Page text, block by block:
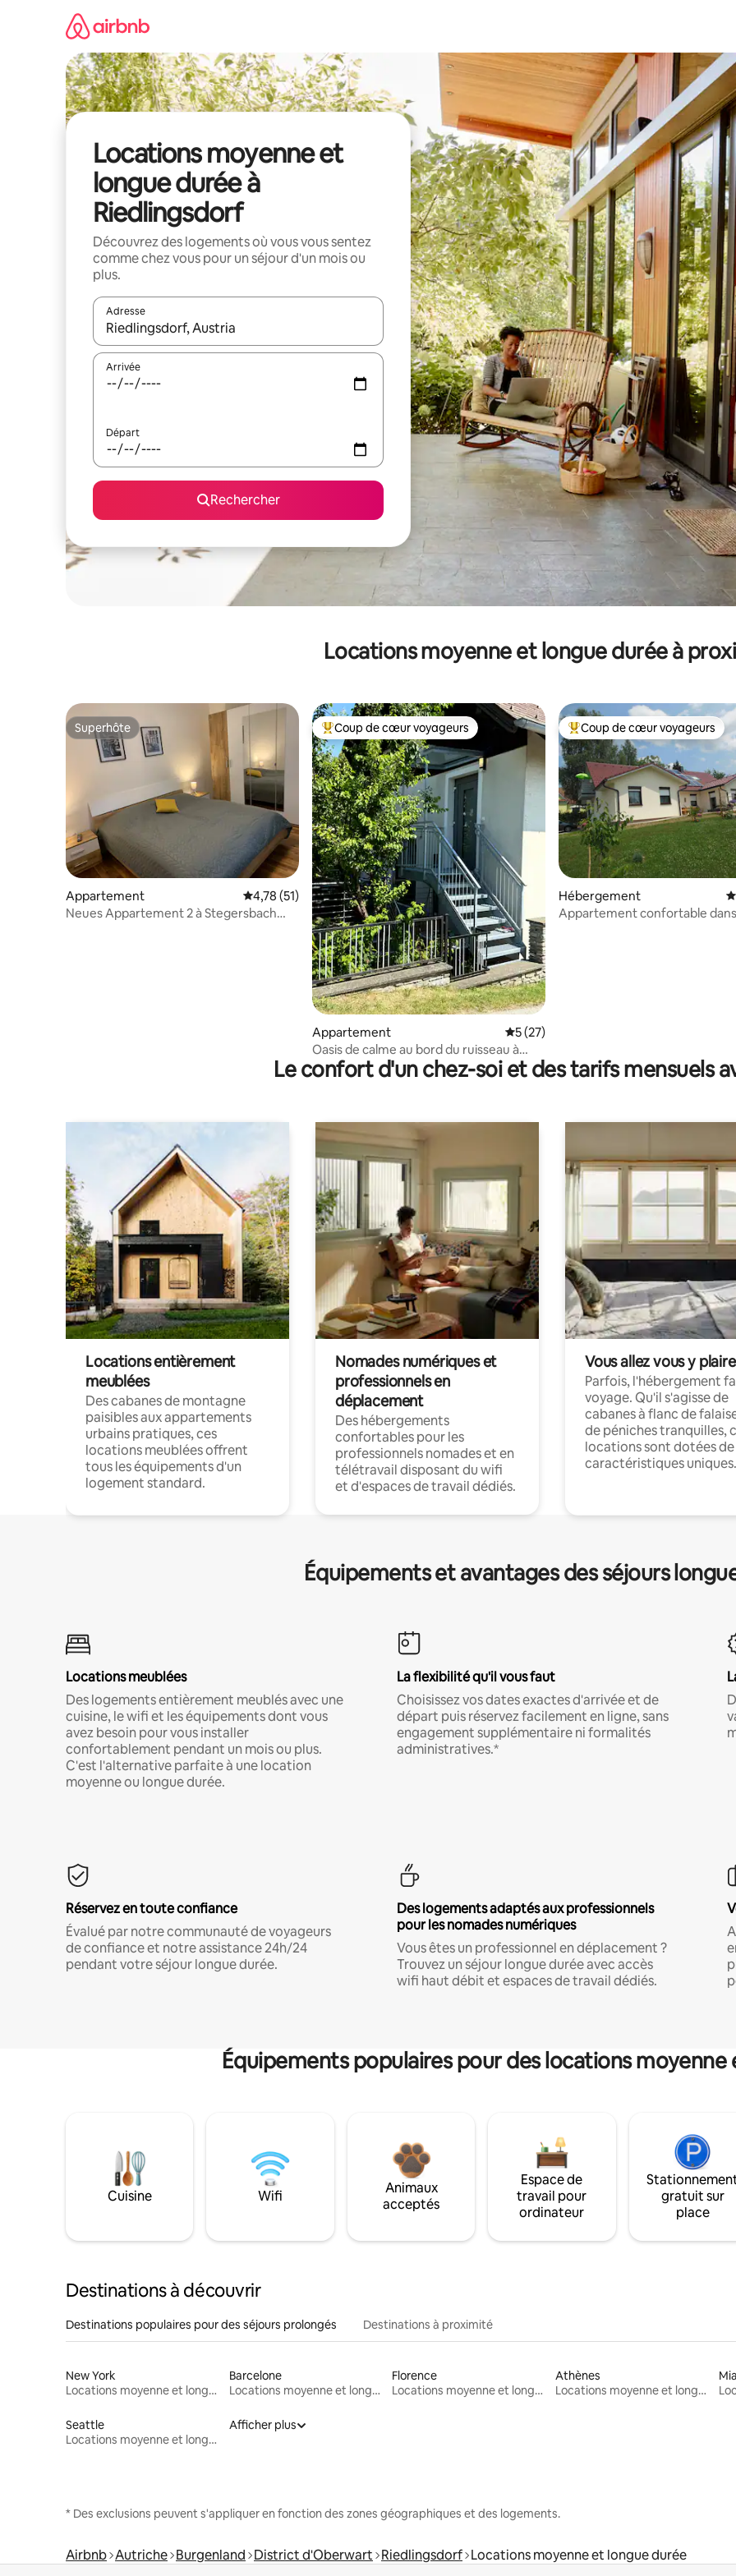
Locations moyenne et
longue durée à
Riedlingsdorf
Découvrez des logements où vous vous sentez
comme chez vous pour un séjour d'un mois ou
plus.
Adresse
Lorsque les résultats s'affichent, utilisez les flèches vers le haut et vers le bas pour les parcourir ou en appuyant et en
Arrivée
Départ
Rechercher
Locations moyenne et longue durée à
Superhôte
Superhôte
Appartement Évaluation moyenne sur la base de 51 commentaires : 4,78 sur 5
4,78 (51)
Neues Appartement 2 à Stegersbach
Coups de cœur voyageurs les plus appréciés
Coup de cœur voyageurs
Appartement Évaluation moyenne sur la base de 27
5 (27)
Oasis de calme au bord du ruisseau à
Lafnitz
Coups de cœur voyageurs les
Coup de cœur voyageurs
Hébergement
Appartement confortable
Le confort d'un chez-soi et des tarifs mensuels
Locations entièrement
meublées
Des cabanes de montagne
paisibles aux appartements
urbains pratiques, ces
locations meublées offrent
tous les équipements d'un
logement standard.
Nomades numériques et
professionnels en
déplacement
Des hébergements
confortables pour les
professionnels nomades et en
télétravail disposant du wifi
et d'espaces de travail dédiés.
Vous allez vous y plaire
Parfois, l'hébergement
voyage. Qu'il s'agisse de
cabanes à flanc de
de péniches tranquilles,
locations sont dotées de
caractéristiques uniques.
Équipements et avantages des séjours
Locations meublées
Des logements entièrement meublés avec une
cuisine, le wifi et les équipements dont vous
avez besoin pour vous installer
confortablement pendant un mois ou plus.
C'est l'alternative parfaite à une location
moyenne ou longue durée.
La flexibilité qu'il vous faut
Choisissez vos dates exactes d'arrivée et de
départ puis réservez facilement en ligne, sans
engagement supplémentaire ni formalités
administratives.*
Réservez en toute confiance
Évalué par notre communauté de voyageurs
de confiance et notre assistance 24h/24
pendant votre séjour longue durée.
Des logements adaptés aux professionnels
pour les nomades numériques
Vous êtes un professionnel en déplacement ?
Trouvez un séjour longue durée avec accès
wifi haut débit et espaces de travail dédiés.
Équipements populaires pour des locations
Cuisine Wifi
Animaux
acceptés
Espace de
travail pour
ordinateur
gratuit sur
place
Destinations à découvrir
Destinations populaires pour des séjours prolongés Destinations à proximité
New York
Locations moyenne et longue durée
Barcelone
Locations moyenne et longue durée
Florence
Locations moyenne et longue durée
Athènes
Locations moyenne et longue durée
Seattle
Locations moyenne et longue durée
Afficher plus
* Des exclusions peuvent s'appliquer en fonction des zones géographiques et des logements.
Airbnb Autriche Burgenland District d'Oberwart Riedlingsdorf Locations moyenne et longue durée